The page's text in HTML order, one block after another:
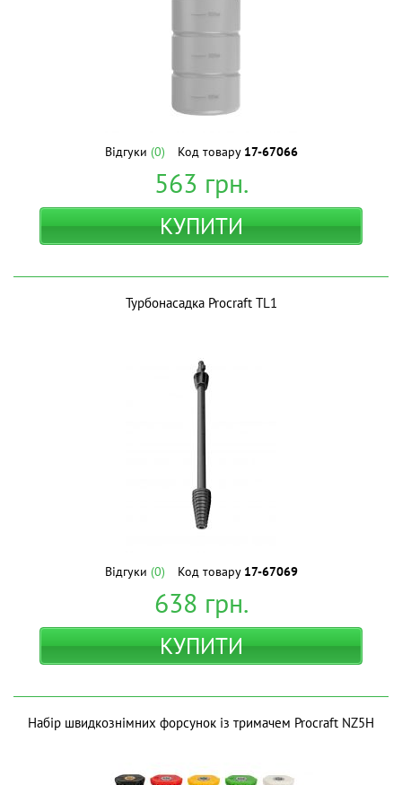
Відгуки (0) Код товару 17-67066
563 грн.
КУПИТИ
Турбонасадка Procraft TL1
Відгуки (0) Код товару 17-67069
638 грн.
КУПИТИ
Набір швидкознімних форсунок із тримачем Procraft NZ5H